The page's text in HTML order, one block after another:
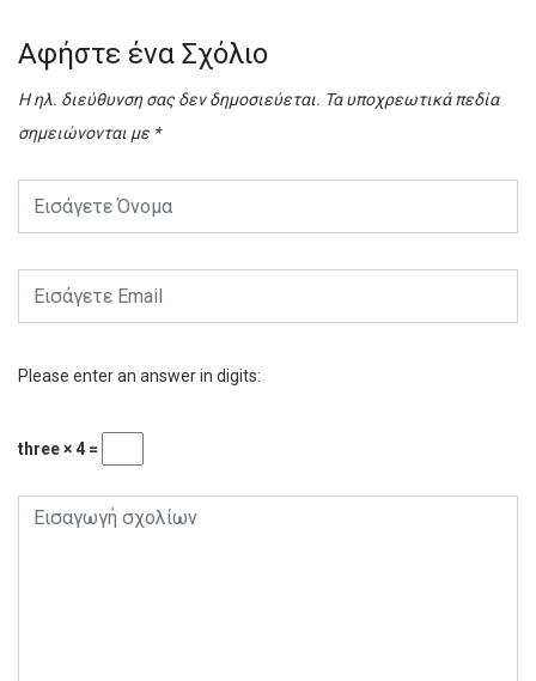
Αφήστε ένα Σχόλιο
Η ηλ. διεύθυνση σας δεν δημοσιεύεται. Τα υποχρεωτικά πεδία
σημειώνονται με *
Please enter an answer in digits:
three × 4 =